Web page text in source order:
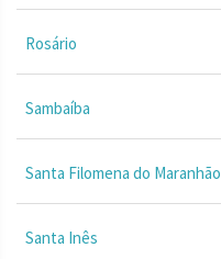
Rosário
Sambaíba
Santa Filomena do Maranhão
Santa Inês